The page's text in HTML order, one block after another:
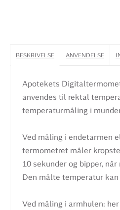
BESKRIVELSE ANVENDELSE
Apotekets
anvendes til rektal
temperaturmåling i
Ved måling i endetarmen
termometret måler
10 sekunder og bipper,
Den målte temperatur
Ved måling i armhulen: